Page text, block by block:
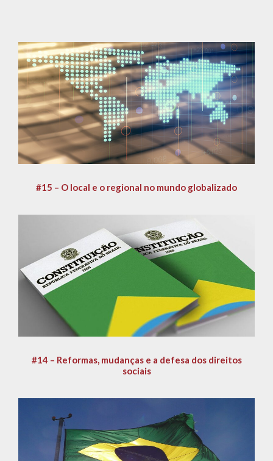
#15 – O local e o regional no mundo globalizado
#14 – Reformas, mudanças e a defesa dos direitos
sociais